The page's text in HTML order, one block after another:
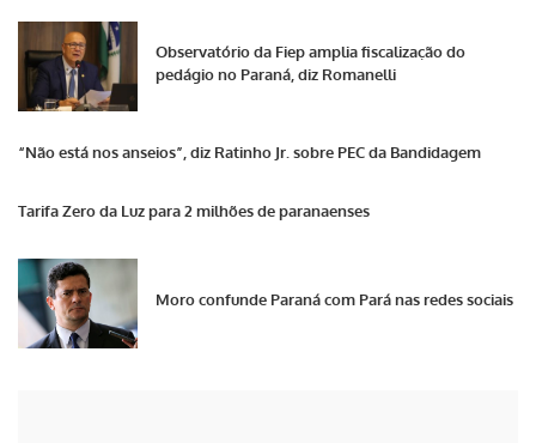
Observatório da Fiep amplia fiscalização do
pedágio no Paraná, diz Romanelli
“Não está nos anseios”, diz Ratinho Jr. sobre PEC da Bandidagem
Tarifa Zero da Luz para 2 milhões de paranaenses
Moro confunde Paraná com Pará nas redes sociais